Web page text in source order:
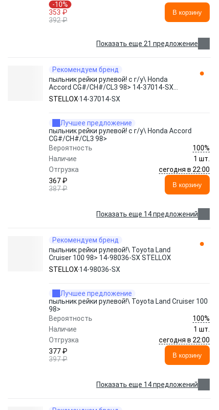
-10%
353 ₽
392 ₽
В корзину
Показать еще 21 предложение
Рекомендуем бренд
пыльник рейки рулевой! с г/у\ Honda
Accord CG#/CH#/CL3 98> 14-37014-SX
STELLOX
STELLOX 14-37014-SX
Лучшее предложение
пыльник рейки рулевой! с г/у\ Honda Accord
CG#/CH#/CL3 98>
Вероятность
100%
Наличие
1 шт.
Отгрузка
сегодня в 22:00
367 ₽
387 ₽
В корзину
Показать еще 14 предложений
Рекомендуем бренд
пыльник рейки рулевой!\ Toyota Land
Cruiser 100 98> 14-98036-SX STELLOX
STELLOX 14-98036-SX
Лучшее предложение
пыльник рейки рулевой!\ Toyota Land Cruiser 100
98>
Вероятность
100%
Наличие
1 шт.
Отгрузка
сегодня в 22:00
377 ₽
397 ₽
В корзину
Показать еще 14 предложений